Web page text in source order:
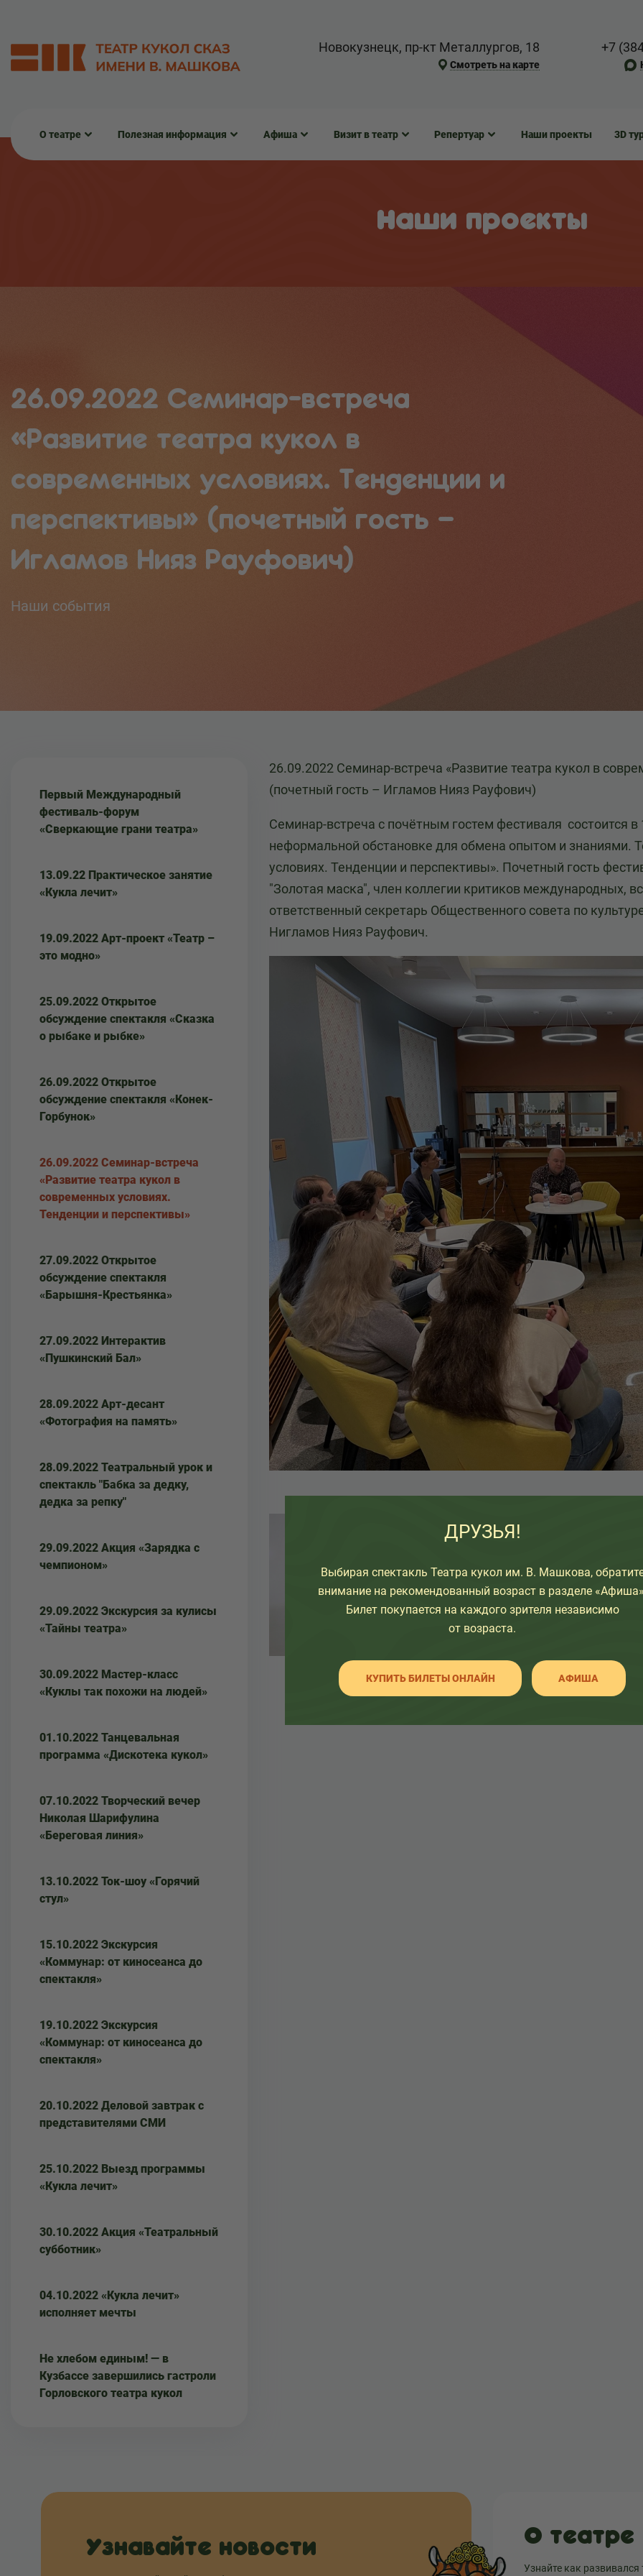
Новокузнецк, пр-кт Металлургов, 18
Смотреть на карте
+7
О театре Полезная информация Афиша Визит в театр Репертуар Наши проекты 3D
Наши проекты
26.09.2022 Семинар-встреча
«Развитие театра кукол в
современных условиях. Тенденции и
перспективы» (почетный гость –
Игламов Нияз Рауфович)
Наши события
Первый Международный
фестиваль-форум
«Сверкающие грани театра»
13.09.22 Практическое занятие
«Кукла лечит»
19.09.2022 Арт-проект «Театр –
это модно»
25.09.2022 Открытое
обсуждение спектакля «Сказка
о рыбаке и рыбке»
26.09.2022 Открытое
обсуждение спектакля «Конек-
Горбунок»
26.09.2022 Семинар-встреча
«Развитие театра кукол в
современных условиях.
Тенденции и перспективы»
27.09.2022 Открытое
обсуждение спектакля
«Барышня-Крестьянка»
27.09.2022 Интерактив
«Пушкинский Бал»
28.09.2022 Арт-десант
«Фотография на память»
28.09.2022 Театральный урок и
спектакль "Бабка за дедку,
дедка за репку"
29.09.2022 Акция «Зарядка с
чемпионом»
29.09.2022 Экскурсия за кулисы
«Тайны театра»
30.09.2022 Мастер-класс
«Куклы так похожи на людей»
01.10.2022 Танцевальная
программа «Дискотека кукол»
07.10.2022 Творческий вечер
Николая Шарифулина
«Береговая линия»
13.10.2022 Ток-шоу «Горячий
стул»
15.10.2022 Экскурсия
«Коммунар: от киносеанса до
спектакля»
19.10.2022 Экскурсия
«Коммунар: от киносеанса до
спектакля»
20.10.2022 Деловой завтрак с
представителями СМИ
25.10.2022 Выезд программы
«Кукла лечит»
30.10.2022 Акция «Театральный
субботник»
04.10.2022 «Кукла лечит»
исполняет мечты
Не хлебом единым! — в
Кузбассе завершились гастроли
Горловского театра кукол
26.09.2022 Семинар-встреча «Развитие театра кукол в
(почетный гость – Игламов Нияз Рауфович)
Семинар-встреча с почётным гостем фестиваля состоится
неформальной обстановке для обмена опытом и знаниями.
условиях. Тенденции и перспективы». Почетный гость
"Золотая маска", член коллегии критиков международных,
ответственный секретарь Общественного совета по
Нигламов Нияз Рауфович.
Узнавайте новости О театре
Узнайте как развивался
ДРУЗЬЯ!
Выбирая спектакль Театра кукол им. В. Машкова,
внимание на рекомендованный возраст в разделе
Билет покупается на каждого зрителя независимо
от возраста.
КУПИТЬ БИЛЕТЫ ОНЛАЙН АФИША